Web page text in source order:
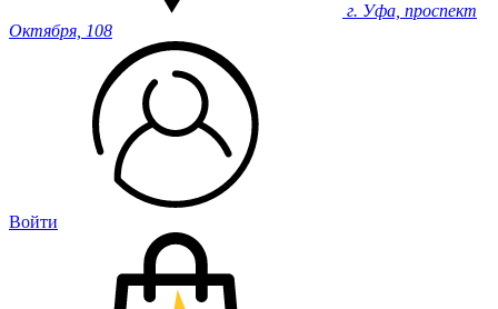
г. Уфа, проспект
Октября, 108
Войти